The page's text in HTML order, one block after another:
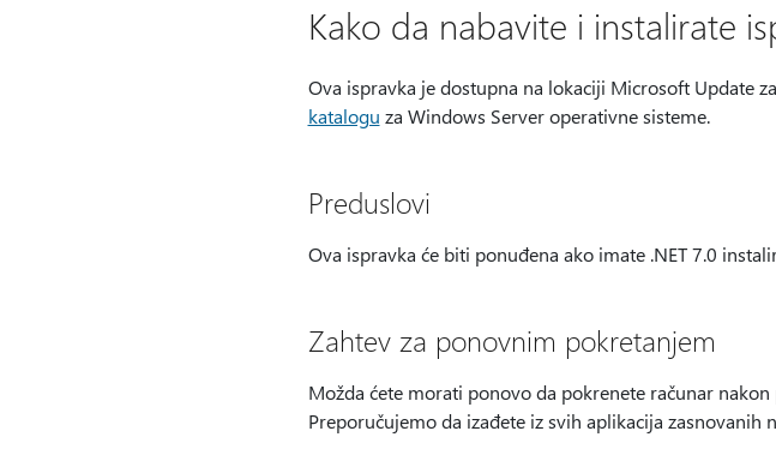
Kako da nabavite i instalirate
Ova ispravka je dostupna na lokaciji Microsoft Update
katalogu za Windows Server operativne sisteme.
Preduslovi
Ova ispravka će biti ponuđena ako imate .NET 7.0
Zahtev za ponovnim pokretanjem
Možda ćete morati ponovo da pokrenete računar
Preporučujemo da izađete iz svih aplikacija zasnovanih